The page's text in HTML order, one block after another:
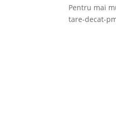
Pentru mai
tare-decat-